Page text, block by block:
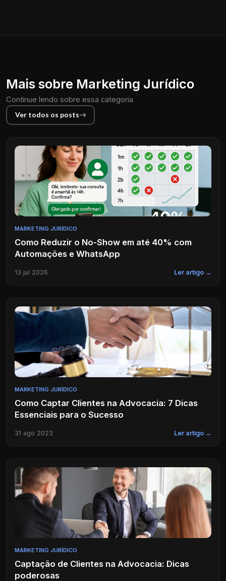
Mais sobre Marketing Jurídico
Continue lendo sobre essa categoria
Ver todos os posts
MARKETING JURÍDICO
Como Reduzir o No-Show em até 40% com
Automações e WhatsApp
13 jul 2026 Ler artigo →
MARKETING JURÍDICO
Como Captar Clientes na Advocacia: 7 Dicas
Essenciais para o Sucesso
31 ago 2023 Ler artigo →
MARKETING JURÍDICO
Captação de Clientes na Advocacia: Dicas
poderosas